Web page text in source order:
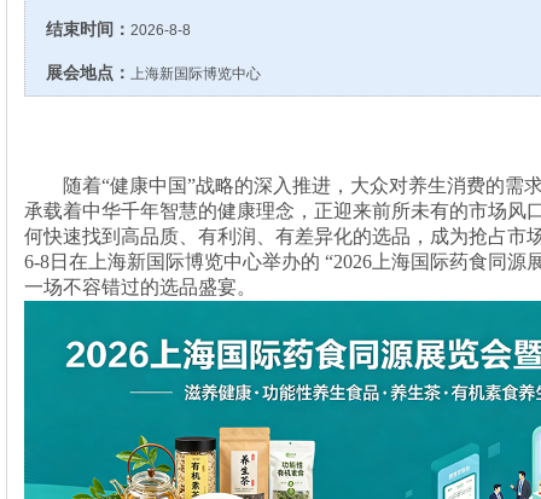
结束时间： 2026-8-8
展会地点： 上海新国际博览中心
随着“健康中国”战略的深入推进，大众对养生消费的需
承载着中华千年智慧的健康理念，正迎来前所未有的市场风
何快速找到高品质、有利润、有差异化的选品，成为抢占市
6-8日在上海新国际博览中心举办的 “2026上海国际药食同源
一场不容错过的选品盛宴。